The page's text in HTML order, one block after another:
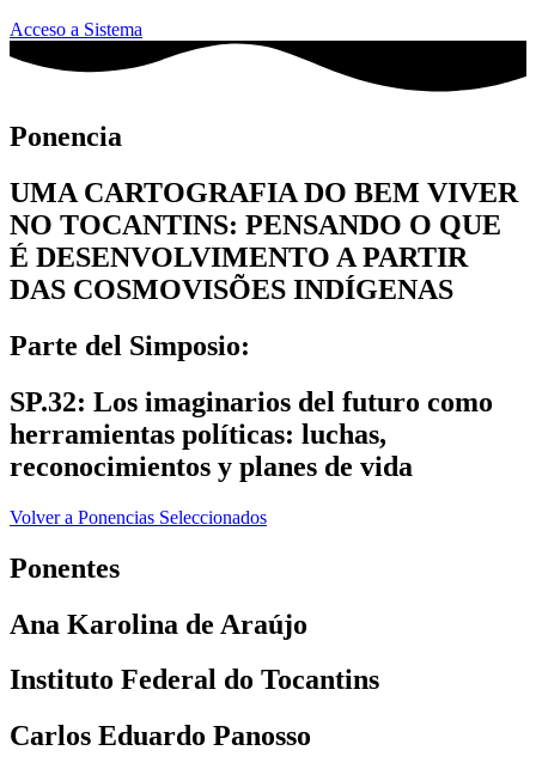
Acceso a Sistema
Ponencia
UMA CARTOGRAFIA DO BEM VIVER
NO TOCANTINS: PENSANDO O QUE
É DESENVOLVIMENTO A PARTIR
DAS COSMOVISÕES INDÍGENAS
Parte del Simposio:
SP.32: Los imaginarios del futuro como
herramientas políticas: luchas,
reconocimientos y planes de vida
Volver a Ponencias Seleccionados
Ponentes
Ana Karolina de Araújo
Instituto Federal do Tocantins
Carlos Eduardo Panosso